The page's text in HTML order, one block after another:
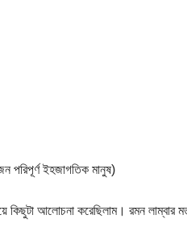
পরিপূর্ণ ইহজাগতিক মানুষ)
কিছুটা আলোচনা করেছিলাম। রমন লাম্বার